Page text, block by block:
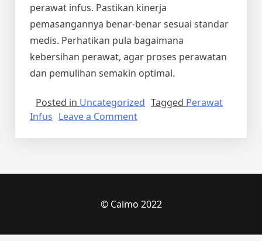
perawat infus. Pastikan kinerja
pemasangannya benar-benar sesuai standar
medis. Perhatikan pula bagaimana
kebersihan perawat, agar proses perawatan
dan pemulihan semakin optimal.
Posted in Uncategorized Tagged Perawat
Infus Leave a Commenton
Infusan
Tepat
© Calmo 2022